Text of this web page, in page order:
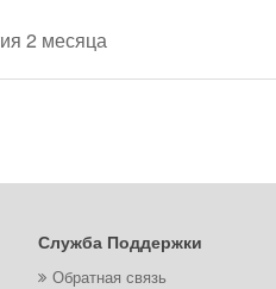
2 месяца
Служба Поддержки
Обратная связь